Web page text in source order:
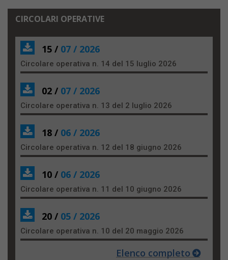
CIRCOLARI OPERATIVE
15 / 07 / 2026
Circolare operativa n. 14 del 15 luglio 2026
02 / 07 / 2026
Circolare operativa n. 13 del 2 luglio 2026
18 / 06 / 2026
Circolare operativa n. 12 del 18 giugno 2026
10 / 06 / 2026
Circolare operativa n. 11 del 10 giugno 2026
20 / 05 / 2026
Circolare operativa n. 10 del 20 maggio 2026
Elenco completo